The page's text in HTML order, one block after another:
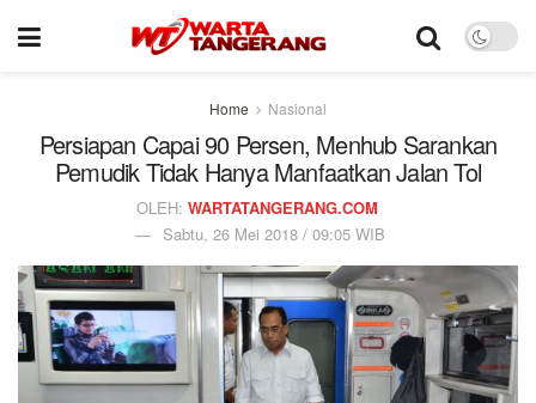
Home Nasional
Persiapan Capai 90 Persen, Menhub Sarankan
Pemudik Tidak Hanya Manfaatkan Jalan Tol
OLEH: WARTATANGERANG.COM
Sabtu, 26 Mei 2018 / 09:05 WIB